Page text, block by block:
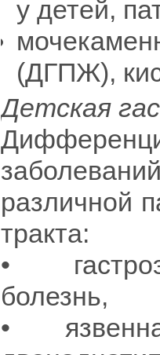
у детей,
(ДГПЖ),
Детская
различной
тракта:
•
болезнь,
•